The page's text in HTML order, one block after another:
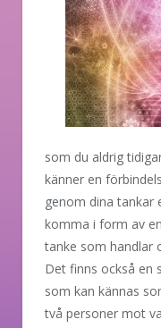
som du aldrig
känner en
genom dina tankar
komma i form av
tanke som handlar
Det finns också en
som kan kännas
två personer mot